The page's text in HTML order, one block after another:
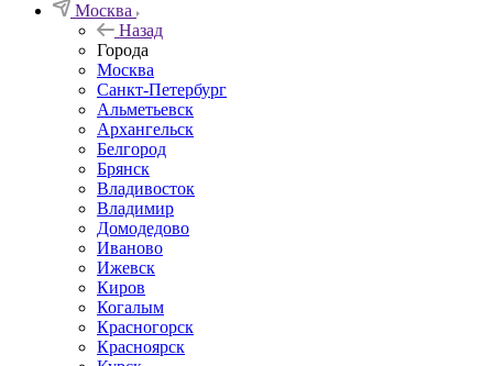
Москва
Назад
Города
Москва
Санкт-Петербург
Альметьевск
Архангельск
Белгород
Брянск
Владивосток
Владимир
Домодедово
Иваново
Ижевск
Киров
Когалым
Красногорск
Красноярск